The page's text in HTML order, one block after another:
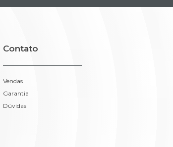
Contato
Vendas
Garantia
Dúvidas